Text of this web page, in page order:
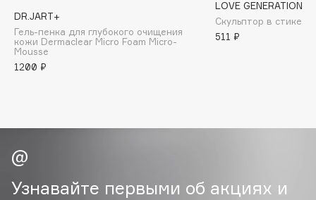
BOOMSHOP
BORK
Brunello Cucinelli
DR.JART+
Гель-пенка для глубокого очищения
кожи Dermaclear Micro Foam Micro-
Mousse
1200 ₽
LOVE GENERATION
Скульптор в стике
511 ₽
Узнавайте первыми об акциях и